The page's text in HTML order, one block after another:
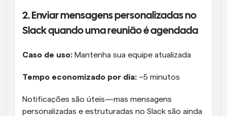
2. Enviar mensagens personalizadas no
Slack quando uma reunião é agendada
Caso de uso: Mantenha sua equipe atualizada
Tempo economizado por dia: ~5 minutos
Notificações são úteis—mas mensagens
personalizadas e estruturadas no Slack são ainda